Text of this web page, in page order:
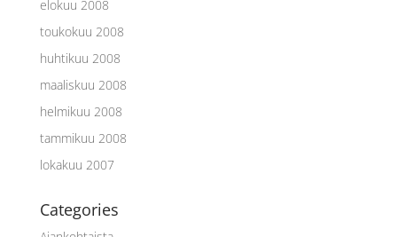
elokuu 2008
toukokuu 2008
huhtikuu 2008
maaliskuu 2008
helmikuu 2008
tammikuu 2008
lokakuu 2007
Categories